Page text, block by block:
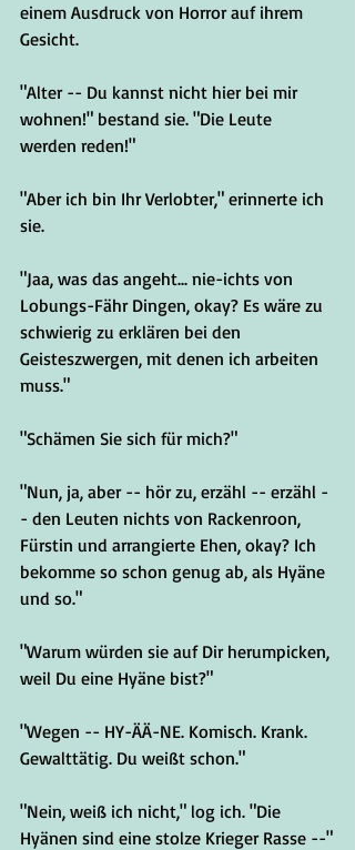
einem Ausdruck von Horror auf ihrem
Gesicht.
"Alter -- Du kannst nicht hier bei mir
wohnen!" bestand sie. "Die Leute
werden reden!"
"Aber ich bin Ihr Verlobter," erinnerte ich
sie.
"Jaa, was das angeht... nie-ichts von
Lobungs-Fähr Dingen, okay? Es wäre zu
schwierig zu erklären bei den
Geisteszwergen, mit denen ich arbeiten
muss."
"Schämen Sie sich für mich?"
"Nun, ja, aber -- hör zu, erzähl -- erzähl -
- den Leuten nichts von Rackenroon,
Fürstin und arrangierte Ehen, okay? Ich
bekomme so schon genug ab, als Hyäne
und so."
"Warum würden sie auf Dir herumpicken,
weil Du eine Hyäne bist?"
"Wegen -- HY-ÄÄ-NE. Komisch. Krank.
Gewalttätig. Du weißt schon."
"Nein, weiß ich nicht," log ich. "Die
Hyänen sind eine stolze Krieger Rasse --"